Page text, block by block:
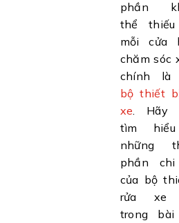
phần
thể
mỗi cửa
chăm sóc
chính là
bộ thiết
xe . Hãy
tìm
những
phần
của bộ
rửa xe
trong